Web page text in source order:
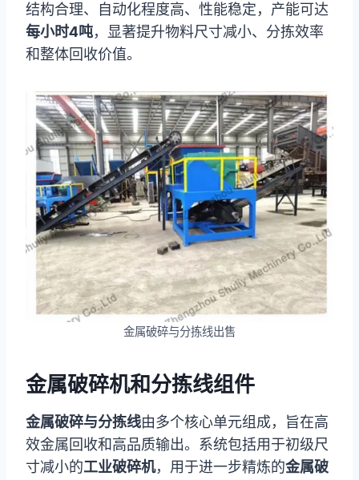
结构合理、自动化程度高、性能稳定，产能可达
每小时4吨，显著提升物料尺寸减小、分拣效率
和整体回收价值。
金属破碎与分拣线出售
金属破碎机和分拣线组件
金属破碎与分拣线由多个核心单元组成，旨在高
效金属回收和高品质输出。系统包括用于初级尺
寸减小的工业破碎机，用于进一步精炼的金属破